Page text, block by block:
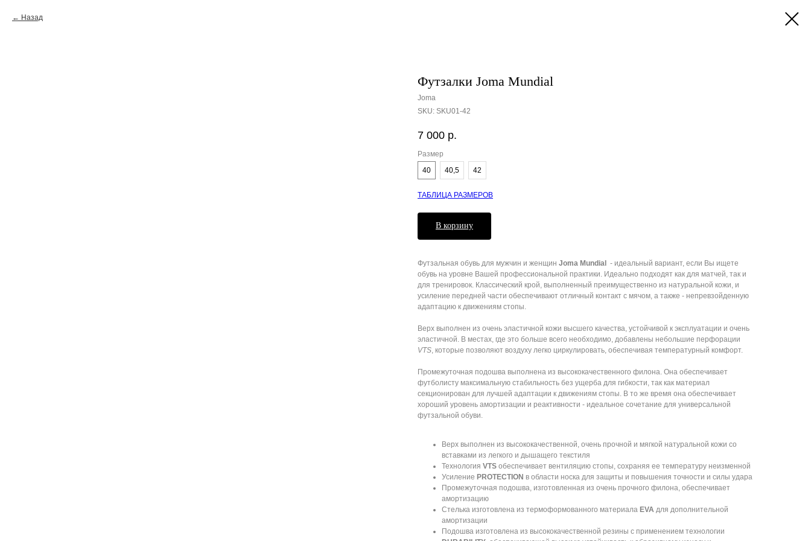
Назад
Футзалки Joma Mundial
Joma
SKU: SKU01-42
7 000 р.
Размер
40
40,5 42
ТАБЛИЦА РАЗМЕРОВ
В корзину
Футзальная обувь для мужчин и женщин Joma Mundial
- идеальный вариант, если Вы ищете
обувь на уровне Вашей профессиональной практики. Идеально подходят как для матчей, так и
для тренировок. Классический крой, выполненный преимущественно из натуральной кожи, и
усиление передней части обеспечивают отличный контакт с мячом, а также - непревзойденную
адаптацию к движениям стопы.
Верх выполнен из очень эластичной кожи высшего качества, устойчивой к эксплуатации и очень
эластичной. В местах, где это больше всего необходимо, добавлены небольшие перфорации
VTS, которые позволяют воздуху легко циркулировать, обеспечивая температурный комфорт.
Промежуточная подошва выполнена из высококачественного филона. Она обеспечивает
футболисту максимальную стабильность без ущерба для гибкости, так как материал
секционирован для лучшей адаптации к движениям стопы. В то же время она обеспечивает
хороший уровень амортизации и реактивности - идеальное сочетание для универсальной
футзальной обуви.
Верх выполнен из высококачественной, очень прочной и мягкой натуральной кожи со
вставками из легкого и дышащего текстиля
Технология VTS обеспечивает вентиляцию стопы, сохраняя ее температуру неизменной
Усиление PROTECTION в области носка для защиты и повышения точности и силы удара
Промежуточная подошва, изготовленная ​​из очень прочного филона, обеспечивает
амортизацию
Стелька изготовлена из термоформованного материала EVA для дополнительной
амортизации
Подошва изготовлена из высококачественной резины с применением технологии